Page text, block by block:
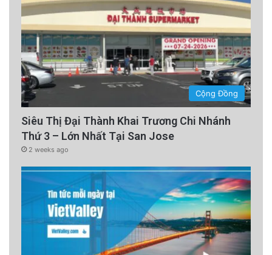
Cộng Đồng
Siêu Thị Đại Thành Khai Trương Chi Nhánh
Thứ 3 – Lớn Nhất Tại San Jose
2 weeks ago